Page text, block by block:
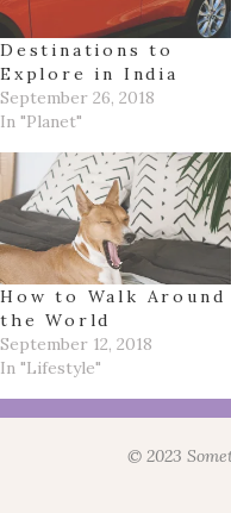
Destinations to
Explore in India
September 26, 2018
In "Planet"
How to Walk Around
the World
September 12, 2018
In "Lifestyle"
© 2023